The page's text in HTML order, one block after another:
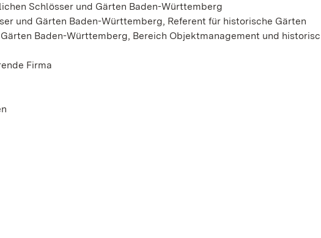
Schlösser und Gärten Baden-Württemberg
und Gärten Baden-Württemberg, Referent für historische Gärten
Baden-Württemberg, Bereich Objektmanagement und
Firma